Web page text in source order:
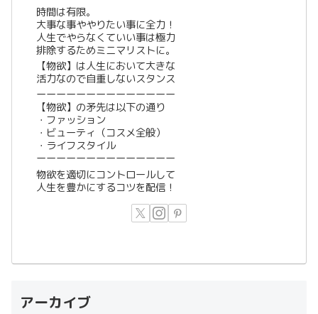
時間は有限。
大事な事ややりたい事に全力！
人生でやらなくていい事は極力
排除するためミニマリストに。
【物欲】は人生において大きな
活力なので自重しないスタンス
ーーーーーーーーーーーーーー
【物欲】の矛先は以下の通り
・ファッション
・ビューティ（コスメ全般）
・ライフスタイル
ーーーーーーーーーーーーーー
物欲を適切にコントロールして
人生を豊かにするコツを配信！
アーカイブ